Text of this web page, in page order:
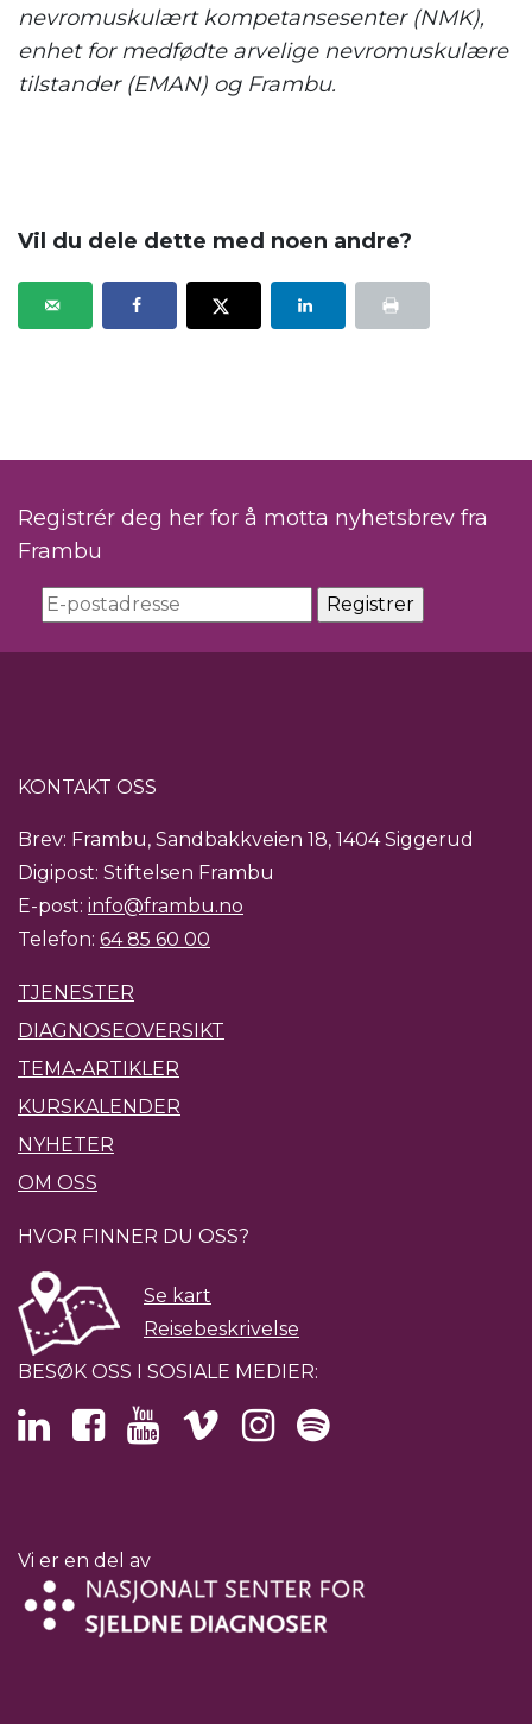
nevromuskulært kompetansesenter (NMK),
enhet for medfødte arvelige nevromuskulære
tilstander (EMAN) og Frambu.
Vil du dele dette med noen andre?
Registrér deg her for å motta nyhetsbrev fra
Frambu
KONTAKT OSS
Brev: Frambu, Sandbakkveien 18, 1404 Siggerud
Digipost: Stiftelsen Frambu
E-post: info@frambu.no
Telefon: 64 85 60 00
TJENESTER
DIAGNOSEOVERSIKT
TEMA-ARTIKLER
KURSKALENDER
NYHETER
OM OSS
HVOR FINNER DU OSS?
Se kart
Reisebeskrivelse
BESØK OSS I SOSIALE MEDIER:
Vi er en del av